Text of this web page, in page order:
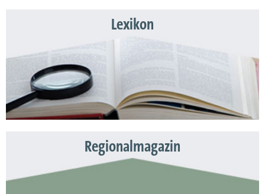
Lexikon
Regionalmagazin